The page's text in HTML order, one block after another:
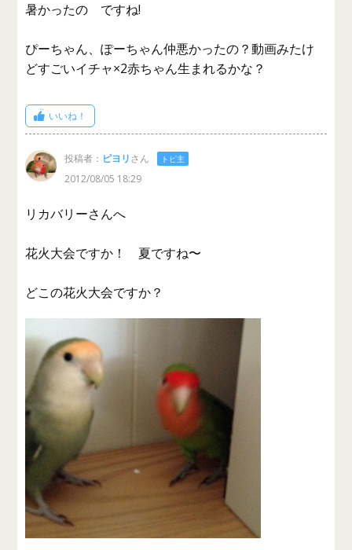
暑かったの ですね!
ぴーちゃん、ぽーちゃん仲悪かったの？動画みたけ
どすごいイチャ×2赤ちゃん生まれるかな？
いいね！
投稿者： ピヨリさん トピ主
2012/08/05 18:29
リカバリーさんへ
花火大会ですか！ 夏ですね〜
どこの花火大会ですか？